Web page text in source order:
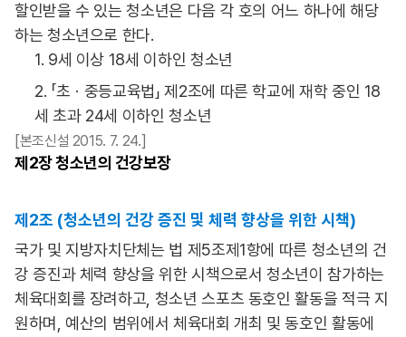
할인받을 수 있는 청소년은 다음 각 호의 어느 하나에 해당
하는 청소년으로 한다.
1. 9세 이상 18세 이하인 청소년
2. 「초ㆍ중등교육법」 제2조에 따른 학교에 재학 중인 18
세 초과 24세 이하인 청소년
[본조신설 2015. 7. 24.]
제2장청소년의 건강보장
제2조 (청소년의 건강 증진 및 체력 향상을 위한 시책)
국가 및 지방자치단체는 법 제5조제1항에 따른 청소년의 건
강 증진과 체력 향상을 위한 시책으로서 청소년이 참가하는
체육대회를 장려하고, 청소년 스포츠 동호인 활동을 적극 지
원하며, 예산의 범위에서 체육대회 개최 및 동호인 활동에